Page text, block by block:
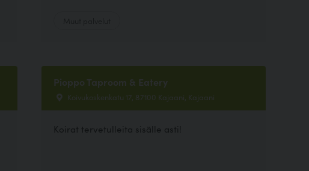
Pioppo Taproom & Eatery
Koivukoskenkatu 17, 87100 Kajaani, Kajaani
Koirat tervetulleita sisälle asti!